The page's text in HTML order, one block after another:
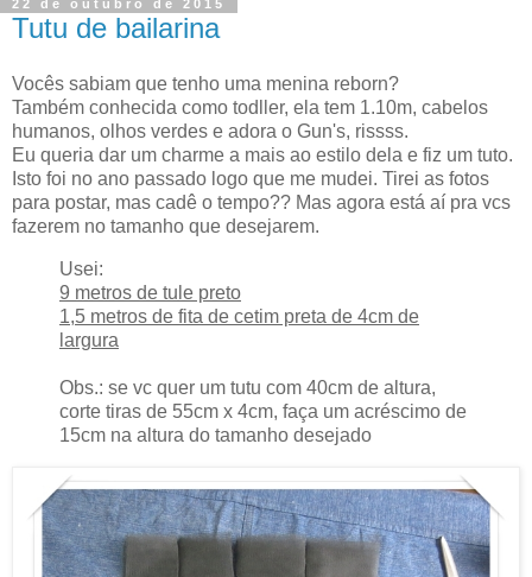
22 de outubro de 2015
Tutu de bailarina
Vocês sabiam que tenho uma menina reborn?
Também conhecida como todller, ela tem 1.10m, cabelos
humanos, olhos verdes e adora o Gun's, rissss.
Eu queria dar um charme a mais ao estilo dela e fiz um tuto.
Isto foi no ano passado logo que me mudei. Tirei as fotos
para postar, mas cadê o tempo?? Mas agora está aí pra vcs
fazerem no tamanho que desejarem.
Usei:
9 metros de tule preto
1,5 metros de fita de cetim preta de 4cm de
largura
Obs.: se vc quer um tutu com 40cm de altura,
corte tiras de 55cm x 4cm, faça um acréscimo de
15cm na altura do tamanho desejado